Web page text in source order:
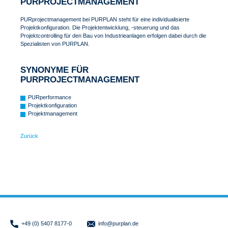
PURprojectmanagement bei PURPLAN steht für eine individualisierte
Projektkonfiguration. Die Projektentwicklung, -steuerung und das
Projektcontrolling für den Bau von Industrieanlagen erfolgen dabei durch die
Spezialisten von PURPLAN.
SYNONYME FÜR
PURPROJECTMANAGEMENT
PURperformance
Projektkonfiguration
Projektmanagement
Zurück
+49 (0) 5407 8177-0 info@purplan.de